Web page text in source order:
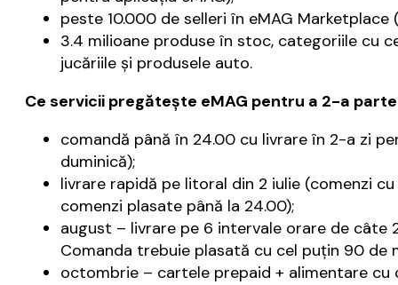
peste 10.000 de selleri în eMAG
3.4 milioane produse în stoc, categoriile cu
jucăriile și produsele auto.
Ce servicii pregătește eMAG pentru a 2-a parte
comandă până în 24.00 cu livrare în 2-a zi
duminică);
livrare rapidă pe litoral din 2 iulie (comenzi
comenzi plasate până la 24.00);
august – livrare pe 6 intervale orare de câte
Comanda trebuie plasată cu cel puțin 90
octombrie – cartele prepaid + alimentare